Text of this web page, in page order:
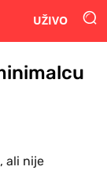
UŽIVO
ali nije